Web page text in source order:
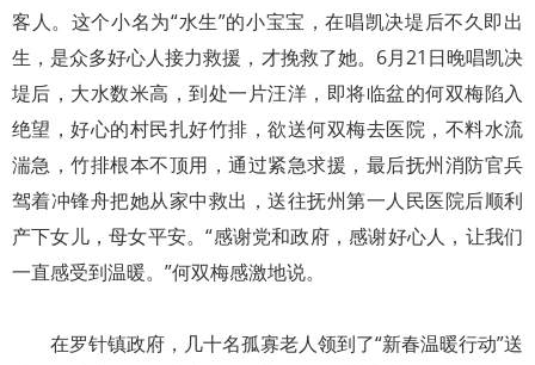
客人。这个小名为“水生”的小宝宝，在唱凯决堤后不久即出
生，是众多好心人接力救援，才挽救了她。6月21日晚唱凯决
堤后，大水数米高，到处一片汪洋，即将临盆的何双梅陷入
绝望，好心的村民扎好竹排，欲送何双梅去医院，不料水流
湍急，竹排根本不顶用，通过紧急求援，最后抚州消防官兵
驾着冲锋舟把她从家中救出，送往抚州第一人民医院后顺利
产下女儿，母女平安。“感谢党和政府，感谢好心人，让我们
一直感受到温暖。”何双梅感激地说。
在罗针镇政府，几十名孤寡老人领到了“新春温暖行动”送